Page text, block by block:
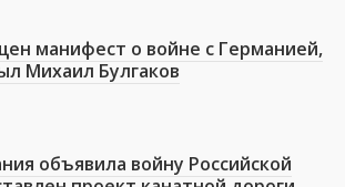
манифест о войне с Германией,
Михаил Булгаков
объявила войну Российской